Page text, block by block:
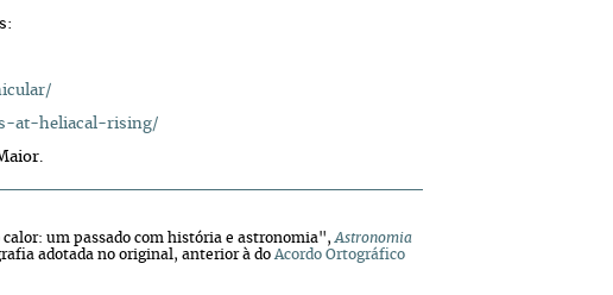
at-heliacal-rising/
um passado com história e astronomia", Astronomia
adotada no original, anterior à do Acordo Ortográfico